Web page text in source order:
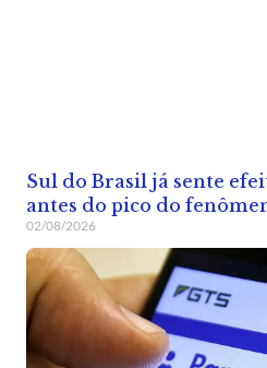
Sul do Brasil já sente
antes do pico do
02/08/2026